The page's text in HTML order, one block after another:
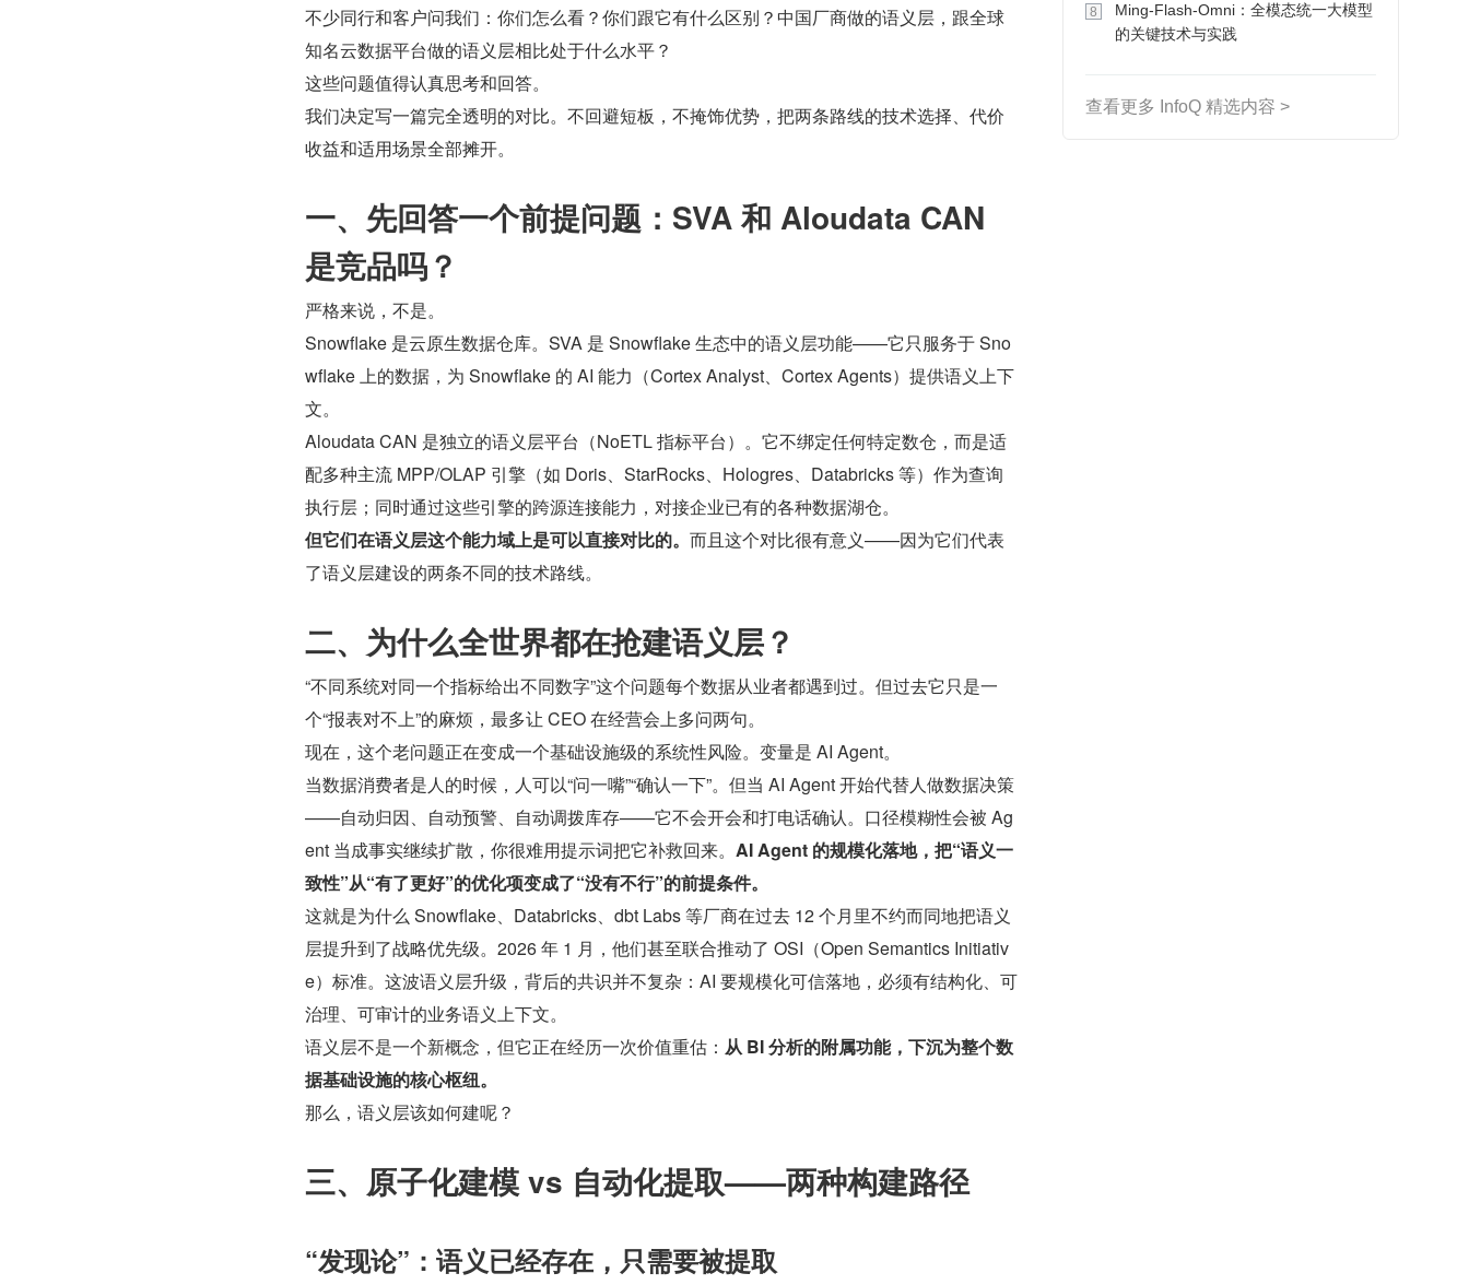
不少同行和客户问我们：你们怎么看？你们跟它有什么区别？中国厂商做的语义层，跟全球
知名云数据平台做的语义层相比处于什么水平？
这些问题值得认真思考和回答。
我们决定写一篇完全透明的对比。不回避短板，不掩饰优势，把两条路线的技术选择、代价
收益和适用场景全部摊开。
一、先回答一个前提问题：SVA 和 Aloudata CAN
是竞品吗？
严格来说，不是。
Snowflake 是云原生数据仓库。SVA 是 Snowflake 生态中的语义层功能——它只服务于 Sno
wflake 上的数据，为 Snowflake 的 AI 能力（Cortex Analyst、Cortex Agents）提供语义上下
文。
Aloudata CAN 是独立的语义层平台（NoETL 指标平台）。它不绑定任何特定数仓，而是适
配多种主流 MPP/OLAP 引擎（如 Doris、StarRocks、Hologres、Databricks 等）作为查询
执行层；同时通过这些引擎的跨源连接能力，对接企业已有的各种数据湖仓。
但它们在语义层这个能力域上是可以直接对比的。 而且这个对比很有意义——因为它们代表
了语义层建设的两条不同的技术路线。
二、为什么全世界都在抢建语义层？
“不同系统对同一个指标给出不同数字”这个问题每个数据从业者都遇到过。但过去它只是一
个“报表对不上”的麻烦，最多让 CEO 在经营会上多问两句。
现在，这个老问题正在变成一个基础设施级的系统性风险。变量是 AI Agent。
当数据消费者是人的时候，人可以“问一嘴”“确认一下”。但当 AI Agent 开始代替人做数据决策
——自动归因、自动预警、自动调拨库存——它不会开会和打电话确认。口径模糊性会被 Ag
ent 当成事实继续扩散，你很难用提示词把它补救回来。 AI Agent 的规模化落地，把“语义一
致性”从“有了更好”的优化项变成了“没有不行”的前提条件。
这就是为什么 Snowflake、Databricks、dbt Labs 等厂商在过去 12 个月里不约而同地把语义
层提升到了战略优先级。2026 年 1 月，他们甚至联合推动了 OSI（Open Semantics Initiativ
e）标准。这波语义层升级，背后的共识并不复杂：AI 要规模化可信落地，必须有结构化、可
治理、可审计的业务语义上下文。
语义层不是一个新概念，但它正在经历一次价值重估： 从 BI 分析的附属功能，下沉为整个数
据基础设施的核心枢纽。
那么，语义层该如何建呢？
三、原子化建模 vs 自动化提取——两种构建路径
“发现论”：语义已经存在，只需要被提取
8
Ming-Flash-Omni：全模态统一大模型
的关键技术与实践
查看更多 InfoQ 精选内容 >